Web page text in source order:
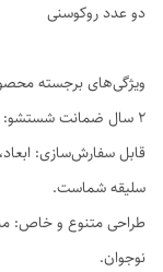
دو عدد روکوسنی
ویژگی‌های برجسته
۲ سال ضمانت شستشو: خیالتان از بابت دوام و کیفیت شستشو راحت باشد.
قابل سفارش‌سازی:
سلیقه شماست.
طراحی متنوع و خاص:
نوجوان.